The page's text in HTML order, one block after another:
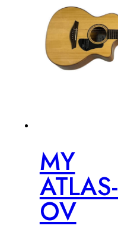
MY
ATLAS-
OV